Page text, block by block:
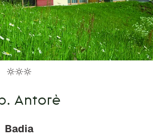
Antorè
Badia